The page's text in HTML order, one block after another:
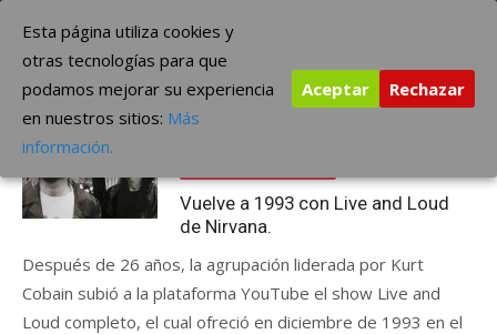
contenido
The Borderline Music
Etiqueta:Live and Loud
Vuelve a 1993 con Live and Loud
de Nirvana.
Después de 26 años, la agrupación liderada por Kurt
Cobain subió a la plataforma YouTube el show Live and
Loud completo, el cual ofreció en diciembre de 1993 en el
Esta página utiliza cookies y
otras tecnologías para que
podamos mejorar su experiencia
en nuestros sitios: Más
información.
Aceptar Rechazar